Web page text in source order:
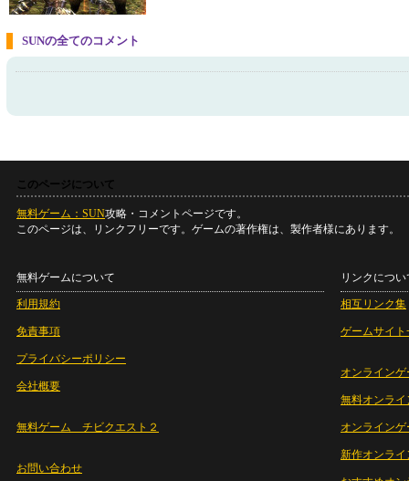
SUNの全てのコメント
このページについて
無料ゲーム：SUN攻略・コメントページです。
このページは、リンクフリーです。ゲームの著作権は、製作者様にあります。
無料ゲームについて
利用規約
免責事項
プライバシーポリシー
会社概要
無料ゲーム チビクエスト２
お問い合わせ
リンクについ
相互リンク集
ゲームサイト
オンラインゲ
無料オンライ
オンライン
新作オンライ